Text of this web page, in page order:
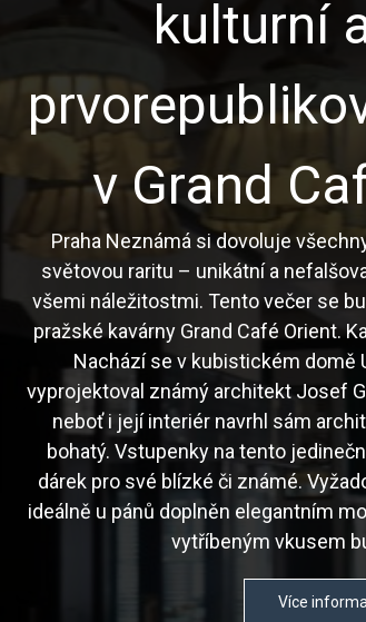
kulturní
v Grand
Praha Neznámá si dovoluje
světovou raritu – unikátní a
všemi náležitostmi. Tento večer se
pražské kavárny Grand Café Orient.
Nachází se v kubistickém domě
vyprojektoval známý architekt Josef
neboť i její interiér navrhl sám
bohatý. Vstupenky na tento
dárek pro své blízké či známé.
ideálně u pánů doplněn elegantním
vytříbeným vkusem
Více